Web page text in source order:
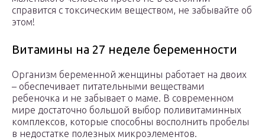
справится с токсическим веществом, не забывайте об
этом!
Витамины на 27 неделе беременности
Организм беременной женщины работает на двоих
– обеспечивает питательными веществами
ребеночка и не забывает о маме. В современном
мире достаточно большой выбор поливитаминных
комплексов, которые способны восполнить пробелы
в недостатке полезных микроэлементов.